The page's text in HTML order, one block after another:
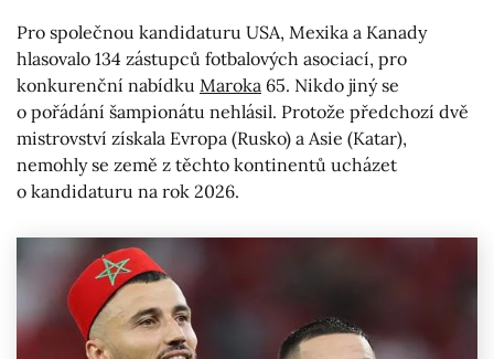
Pro společnou kandidaturu USA, Mexika a Kanady
hlasovalo 134 zástupců fotbalových asociací, pro
konkurenční nabídku Maroka 65. Nikdo jiný se
o pořádání šampionátu nehlásil. Protože předchozí dvě
mistrovství získala Evropa (Rusko) a Asie (Katar),
nemohly se země z těchto kontinentů ucházet
o kandidaturu na rok 2026.